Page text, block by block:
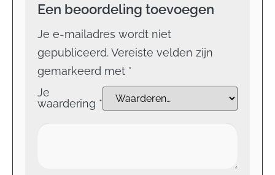
Een beoordeling toevoegen
Je e-mailadres wordt niet
gepubliceerd.Vereiste velden zijn
gemarkeerd met *
Je
waardering *